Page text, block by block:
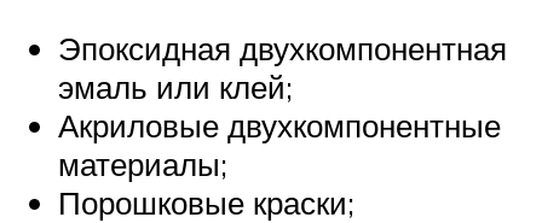
Эпоксидная двухкомпонентная
эмаль или клей;
Акриловые двухкомпонентные
материалы;
Порошковые краски;